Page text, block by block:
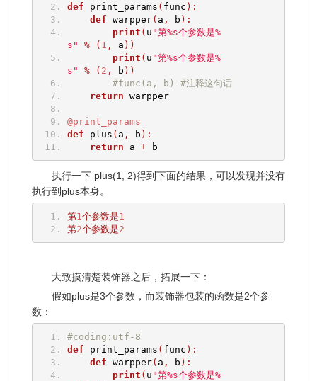
def print_params ( func ):
def warpper( a , b ):
print ( u "第%s个参数是%
s"
% ( 1 , a ))
print ( u "第%s个参数是%
s"
% ( 2 , b ))
#func(a, b) #注释这句话
return warpper
@print_params
def plus ( a , b ):
return a + b
执行一下 plus(1, 2)得到下面的结果，可以发现并没有
执行到plus本身。
第1 个参数是1
第2个参数是2
大致摸清楚装饰器之后，拓展一下：
假如plus是3个参数，而装饰器包装的函数是2个参
数：
#coding:utf-8
def print_params ( func ):
def warpper( a , b ):
print ( u "第%s个参数是%